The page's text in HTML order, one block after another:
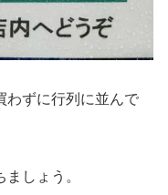
わずに行列に並んで
しょう。